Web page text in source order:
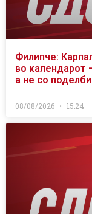
Филипче:
во календарот
а не со поделби
08/08/2026 15:24